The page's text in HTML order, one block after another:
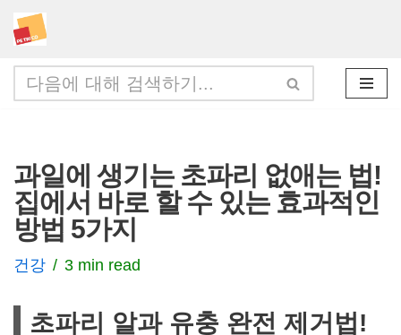
콘
텐
츠
너
뛰
기
과일에 생기는 초파리 없애는 법!
집에서 바로 할 수 있는 효과적인
방법 5가지
건강 3 min read
초파리 알과 유충 완전 제거법!